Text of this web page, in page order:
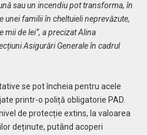
sau un incendiu pot transforma, în
unei familii în cheltuieli neprevăzute,
mii de lei”, a precizat Alina
Asigurări Generale în cadrul
se pot încheia pentru acele
printr-o poliță obligatorie PAD.
de protecție extins, la valoarea
deținute, putând acoperi